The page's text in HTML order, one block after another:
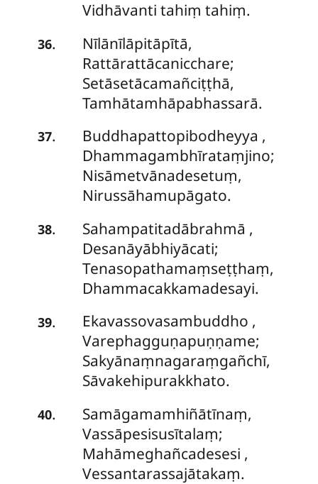
Vidhāvanti tahiṃ tahiṃ.
36.
Nīlānīlāpitāpītā,
Rattārattācanicchare;
Setāsetācamañciṭṭhā,
Tamhātamhāpabhassarā.
37. Buddhapattopibodheyya ,
Dhammagambhīrataṃjino;
Nisāmetvānadesetuṃ,
Nirussāhamupāgato.
38. Sahampatitadābrahmā ,
Desanāyābhiyācati;
Tenasopathamaṃseṭṭhaṃ,
Dhammacakkamadesayi.
39. Ekavassovasambuddho ,
Varephagguṇapuṇṇame;
Sakyānaṃnagaraṃgañchī,
Sāvakehipurakkhato.
40.
Samāgamamhiñātīnaṃ,
Vassāpesisusītalaṃ;
Mahāmeghañcadesesi ,
Vessantarassajātakaṃ.